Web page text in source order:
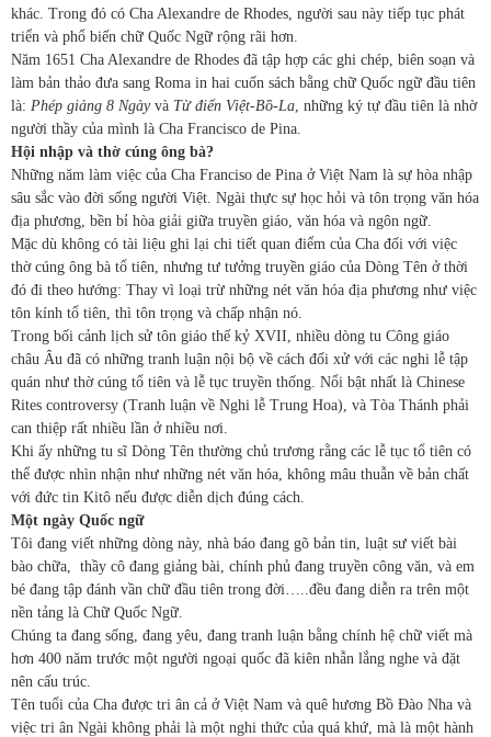
khác. Trong đó có Cha Alexandre de Rhodes, người sau này tiếp tục phát
triển và phổ biến chữ Quốc Ngữ rộng rãi hơn.
Năm 1651 Cha Alexandre de Rhodes đã tập hợp các ghi chép, biên soạn và
làm bản thảo đưa sang Roma in hai cuốn sách bằng chữ Quốc ngữ đầu tiên
là: Phép giảng 8 Ngày và Từ điển Việt-Bồ-La , những ký tự đầu tiên là nhờ
người thầy của mình là Cha Francisco de Pina.
Hội nhập và thờ cúng ông bà?
Những năm làm việc của Cha Franciso de Pina ở Việt Nam là sự hòa nhập
sâu sắc vào đời sống người Việt. Ngài thực sự học hỏi và tôn trọng văn hóa
địa phương, bền bỉ hòa giải giữa truyền giáo, văn hóa và ngôn ngữ.
Mặc dù không có tài liệu ghi lại chi tiết quan điểm của Cha đối với việc
thờ cúng ông bà tổ tiên, nhưng tư tưởng truyền giáo của Dòng Tên ở thời
đó đi theo hướng: Thay vì loại trừ những nét văn hóa địa phương như việc
tôn kính tổ tiên, thì tôn trọng và chấp nhận nó.
Trong bối cảnh lịch sử tôn giáo thế kỷ XVII, nhiều dòng tu Công giáo
châu Âu đã có những tranh luận nội bộ về cách đối xử với các nghi lễ tập
quán như thờ cúng tổ tiên và lễ tục truyền thống. Nổi bật nhất là Chinese
Rites controversy (Tranh luận về Nghi lễ Trung Hoa), và Tòa Thánh phải
can thiệp rất nhiều lần ở nhiều nơi.
Khi ấy những tu sĩ Dòng Tên thường chủ trương rằng các lễ tục tổ tiên có
thể được nhìn nhận như những nét văn hóa, không mâu thuẫn về bản chất
với đức tin Kitô nếu được diễn dịch đúng cách.
Một ngày Quốc ngữ
Tôi đang viết những dòng này, nhà báo đang gõ bản tin, luật sư viết bài
bào chữa,
thầy cô đang giảng bài, chính phủ đang truyền công văn, và em
bé đang tập đánh vần chữ đầu tiên trong đời…..đều đang diễn ra trên một
nền tảng là Chữ Quốc Ngữ.
Chúng ta đang sống, đang yêu, đang tranh luận bằng chính hệ chữ viết mà
hơn 400 năm trước một người ngoại quốc đã kiên nhẫn lắng nghe và đặt
nên cấu trúc.
Tên tuổi của Cha được tri ân cả ở Việt Nam và quê hương Bồ Đào Nha và
việc tri ân Ngài không phải là một nghi thức của quá khứ, mà là một hành